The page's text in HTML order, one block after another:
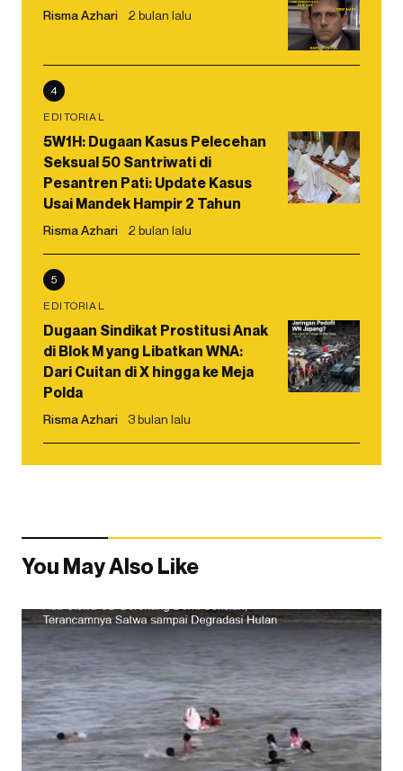
Risma Azhari 2 bulan lalu
4
EDITORIAL
5W1H: Dugaan Kasus Pelecehan
Seksual 50 Santriwati di
Pesantren Pati: Update Kasus
Usai Mandek Hampir 2 Tahun
Risma Azhari 2 bulan lalu
5
EDITORIAL
Dugaan Sindikat Prostitusi Anak
di Blok M yang Libatkan WNA:
Dari Cuitan di X hingga ke Meja
Polda
Risma Azhari 3 bulan lalu
You May Also Like